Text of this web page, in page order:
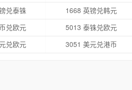
兑泰铢
1668 英镑兑韩元
兑欧元
5013 泰铢兑欧元
兑欧元 3051 美元兑港币